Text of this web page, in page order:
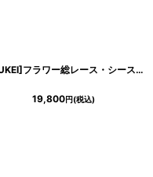
[ERUKEI]フラワー総レース・シースルー・ノースリーブ・エレガント・Aライン・膝丈・ミディアムドレス・ワンピース[山崎みどり・れお着用][送料無料]mybk
19,800円(税込)